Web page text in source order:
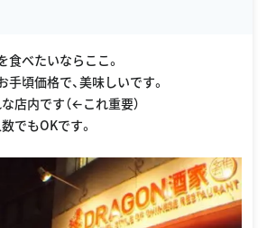
食べたいならここ。
手頃価格で、美味しいです。
店内です（←これ重要）
でもOKです。